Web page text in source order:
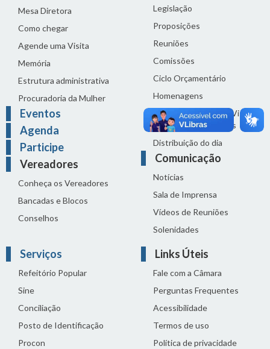
Mesa Diretora
Como chegar
Agende uma Visita
Memória
Estrutura administrativa
Procuradoria da Mulher
Eventos
Agenda
Participe
Vereadores
Conheça os Vereadores
Bancadas e Blocos
Conselhos
Legislação
Proposições
Reuniões
Comissões
Ciclo Orçamentário
Homenagens
Audiências Públicas, Visitas
Técnicas e Seminários
Distribuição do dia
Comunicação
Notícias
Sala de Imprensa
Vídeos de Reuniões
Solenidades
Serviços
Refeitório Popular
Sine
Conciliação
Posto de Identificação
Procon
Links Úteis
Fale com a Câmara
Perguntas Frequentes
Acessibilidade
Termos de uso
Política de privacidade